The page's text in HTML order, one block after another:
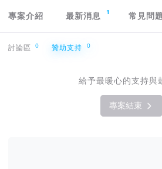
專案介紹
最新消息 1 常見問題
討論區 0 贊助支持 0
給予最暖心的支持與
專案結束